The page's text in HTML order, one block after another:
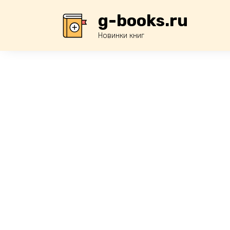
g-books.ru
Новинки книг